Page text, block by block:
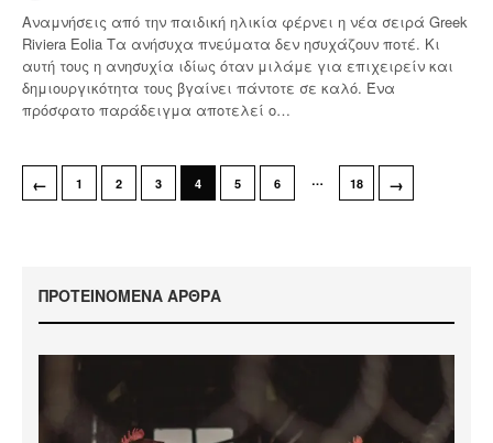
Αναμνήσεις από την παιδική ηλικία φέρνει η νέα σειρά Greek
Riviera Eolia Τα ανήσυχα πνεύματα δεν ησυχάζουν ποτέ. Κι
αυτή τους η ανησυχία ιδίως όταν μιλάμε για επιχειρείν και
δημιουργικότητα τους βγαίνει πάντοτε σε καλό. Ένα
πρόσφατο παράδειγμα αποτελεί ο…
← 1 2 3 4 5 6 … 18 →
ΠΡΟΤΕΙΝΟΜΕΝΑ ΑΡΘΡΑ